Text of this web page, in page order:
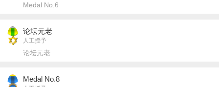
Medal No.6
论坛元老
人工授予
论坛元老
Medal No.8